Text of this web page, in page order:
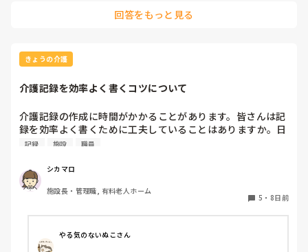
はい、ツッコミどころ満載で愚痴というかもはや笑い話
回答をもっと見る
きょうの介護
介護記録を効率よく書くコツについて
介護記録の作成に時間がかかることがあります。皆さんは記
録を効率よく書くために工夫していることはありますか。日
頃実践している方法があれば教えていただきたいです。
記録 施設 職員
シカマロ
施設長・管理職, 有料老人ホーム
5 ・ 8日前
やる気のないぬこさん